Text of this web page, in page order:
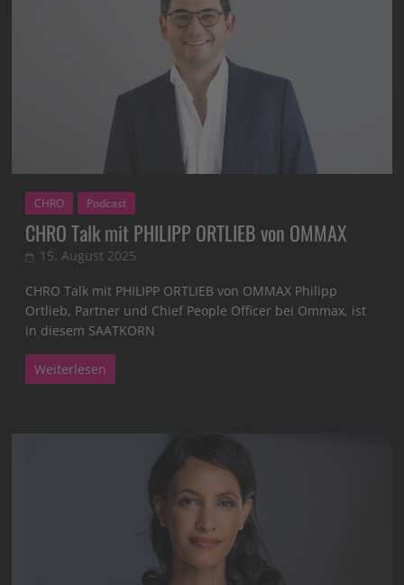
CHRO Podcast
CHRO Talk mit PHILIPP ORTLIEB von OMMAX
15. August 2025
CHRO Talk mit PHILIPP ORTLIEB von OMMAX Philipp
Ortlieb, Partner und Chief People Officer bei Ommax, ist
in diesem SAATKORN
Weiterlesen